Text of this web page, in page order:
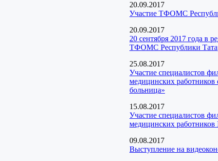
20.09.2017
Участие ТФОМС
20.09.2017
20 сентября 2017 года в
ТФОМС Республики
25.08.2017
Участие специалистов
медицинских работников
больница»
15.08.2017
Участие специалистов
медицинских работников
09.08.2017
Выступление на